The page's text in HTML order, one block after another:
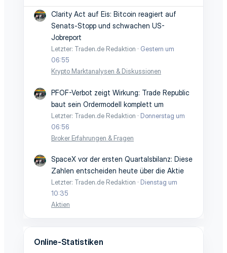
Clarity Act auf Eis: Bitcoin reagiert auf
Senats-Stopp und schwachen US-
Jobreport
Letzter: Traden.de Redaktion
Gestern um
06:55
Krypto Marktanalysen & Diskussionen
PFOF-Verbot zeigt Wirkung: Trade Republic
baut sein Ordermodell komplett um
Letzter: Traden.de Redaktion
Donnerstag um
06:56
Broker Erfahrungen & Fragen
SpaceX vor der ersten Quartalsbilanz: Diese
Zahlen entscheiden heute über die Aktie
Letzter: Traden.de Redaktion
Dienstag um
10:35
Aktien
Online-Statistiken